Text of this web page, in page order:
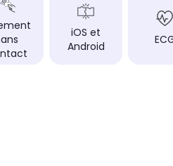
iOS et
Android